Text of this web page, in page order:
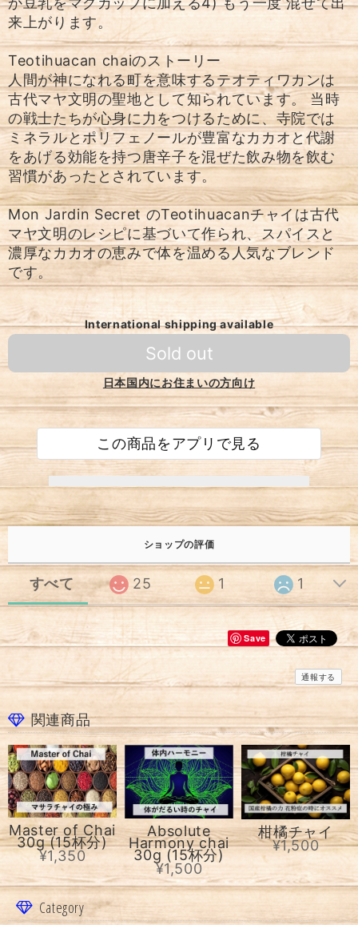
来上がります。
Teotihuacan chaiのストーリー
人間が神になれる町を意味するテオティワカンは
古代マヤ文明の聖地として知られています。 当時
の戦士たちが心身に力をつけるために、寺院では
ミネラルとポリフェノールが豊富なカカオと代謝
をあげる効能を持つ唐辛子を混ぜた飲み物を飲む
習慣があったとされています。
Mon Jardin Secret のTeotihuacanチャイは古代
マヤ文明のレシピに基づいて作られ、スパイスと
濃厚なカカオの恵みで体を温める人気なブレンド
です。
International shipping available
Sold out
日本国内にお住まいの方向け
この商品をアプリで見る
ショップの評価
すべて 25 1 1
Save
通報する
関連商品
Master of Chai
30g (15杯分)
¥1,350
Absolute
Harmony chai
30g (15杯分)
¥1,500
柑橘チャイ
¥1,500
Category